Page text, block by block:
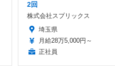
2回
株式会社スプリックス
埼玉県
月給28万5,000円～
正社員